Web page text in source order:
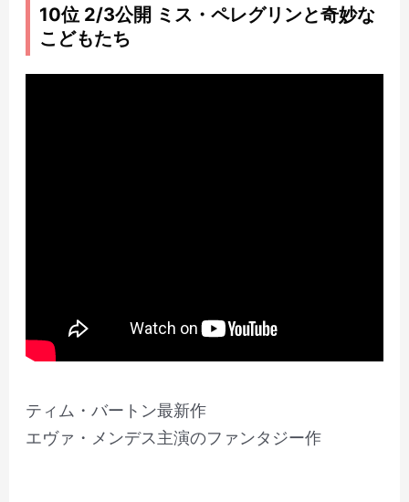
10位 2/3公開 ミス・ペレグリンと奇妙な
こどもたち
ティム・バートン最新作
エヴァ・メンデス主演のファンタジー作